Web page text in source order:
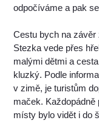
odpočíváme a pak
Cestu bych na závěr
Stezka vede přes
malými dětmi a
kluzký. Podle
v zimě, je turistům
maček.
místy bylo vidět i do